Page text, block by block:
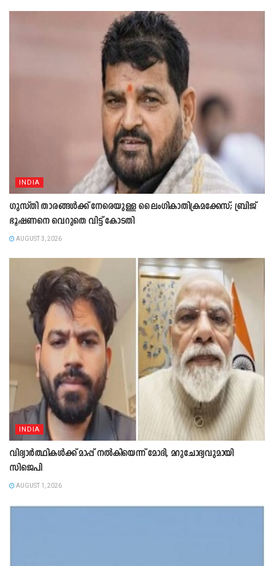
INDIA
ഗുസ്തി താരങ്ങൾക്ക് നേരെയുള്ള ലൈംഗികാതിക്രമക്കേസ്; ബ്രിജ്
ഭൂഷണനെ വെറുതെ വിട്ട് കോടതി
AUGUST 3, 2026
INDIA
വിദ്യാർത്ഥികൾക്ക് മാപ്പ് നൽകിയെന്ന് മോദി, മറുചോദ്യവുമായി
സിജെപി
AUGUST 1, 2026